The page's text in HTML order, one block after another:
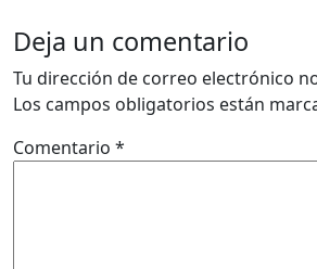
Deja un comentario
Tu dirección de correo electrónico
Los campos obligatorios están
Comentario *